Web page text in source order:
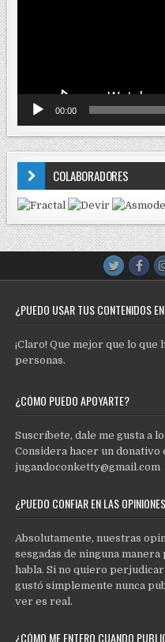
00:00
COLABORADORES
¿PUEDO USAR TUS CONTENIDOS
¡Claro! Que mejor que lo que
personas.
¿CÓMO PUEDO APOYARTE?
Suscríbete, dale me gusta a
Considera hacer un donativo
jugandoconketty@gmail.com
¿PUEDO CONFIAR EN LAS
Absolutamente, nuestras
sesgadas de ninguna
habla. Si no quiero
gustó simplemente nunca
ver es real.
¿CÓMO ME ENTERO CUANDO